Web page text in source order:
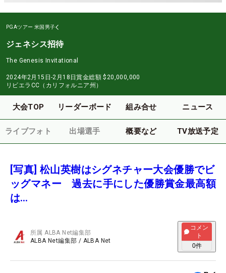
PGAツアー 米国男子
ジェネシス招待
The Genesis Invitational
2024年2月15日-2月18日賞金総額 $20,000,000
リビエラCC（カリフォルニア州）
大会TOP リーダーボード 組み合せ ニュース
ライブフォト 出場選手 概要など TV放送予定
[写真] 松山英樹はシグネチャー大会優勝でビ
ッグマネー 過去に手にした優勝賞金最高額
は…
所属ALBA Net編集部
ALBA Net編集部 / ALBA Net
コメン
ト
0件